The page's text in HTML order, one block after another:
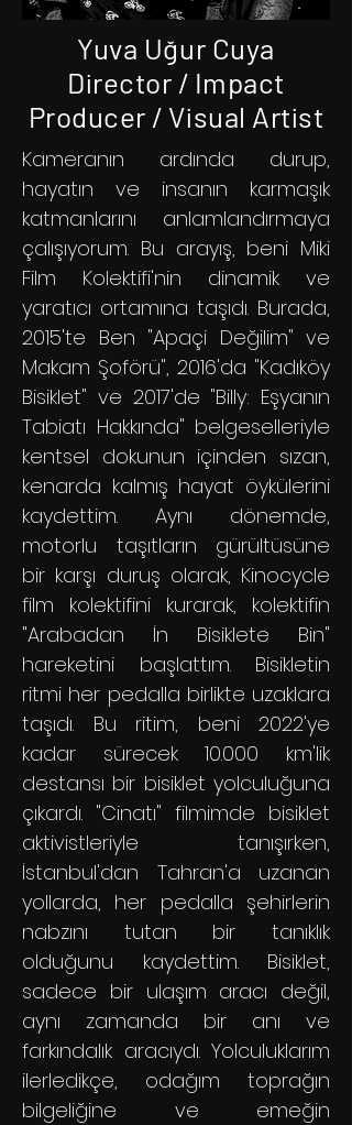
Yuva Uğur Cuya
Director / Impact
Producer / Visual Artist
Kameranın ardında durup,
hayatın ve insanın karmaşık
katmanlarını anlamlandırmaya
çalışıyorum. Bu arayış, beni Miki
Film Kolektifi'nin dinamik ve
yaratıcı ortamına taşıdı. Burada,
2015'te Ben "Apaçi Değilim" ve
Makam Şoförü", 2016'da "Kadıköy
Bisiklet" ve 2017'de "Billy: Eşyanın
Tabiatı Hakkında" belgeselleriyle
kentsel dokunun içinden sızan,
kenarda kalmış hayat öykülerini
kaydettim. Aynı dönemde,
motorlu taşıtların gürültüsüne
bir karşı duruş olarak, Kinocycle
film kolektifini kurarak, kolektifin
"Arabadan İn Bisiklete Bin"
hareketini başlattım. Bisikletin
ritmi her pedalla birlikte uzaklara
taşıdı. Bu ritim, beni 2022'ye
kadar sürecek 10.000 km'lik
destansı bir bisiklet yolculuğuna
çıkardı. "Cinatı" filmimde bisiklet
aktivistleriyle tanışırken,
İstanbul'dan Tahran'a uzanan
yollarda, her pedalla şehirlerin
nabzını tutan bir tanıklık
olduğunu kaydettim. Bisiklet,
sadece bir ulaşım aracı değil,
aynı zamanda bir anı ve
farkındalık aracıydı. Yolculuklarım
ilerledikçe, odağım toprağın
bilgeliğine ve emeğin